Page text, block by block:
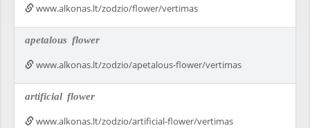
www.alkonas.lt/zodzio/flower/vertimas
apetalous flower
www.alkonas.lt/zodzio/apetalous-flower/vertimas
artificial flower
www.alkonas.lt/zodzio/artificial-flower/vertimas